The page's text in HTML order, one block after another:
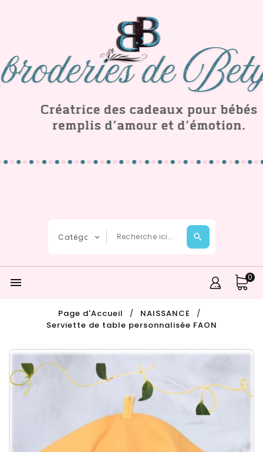
 0
Page d'Accueil
NAISSANCE
Serviette de table personnalisée FAON